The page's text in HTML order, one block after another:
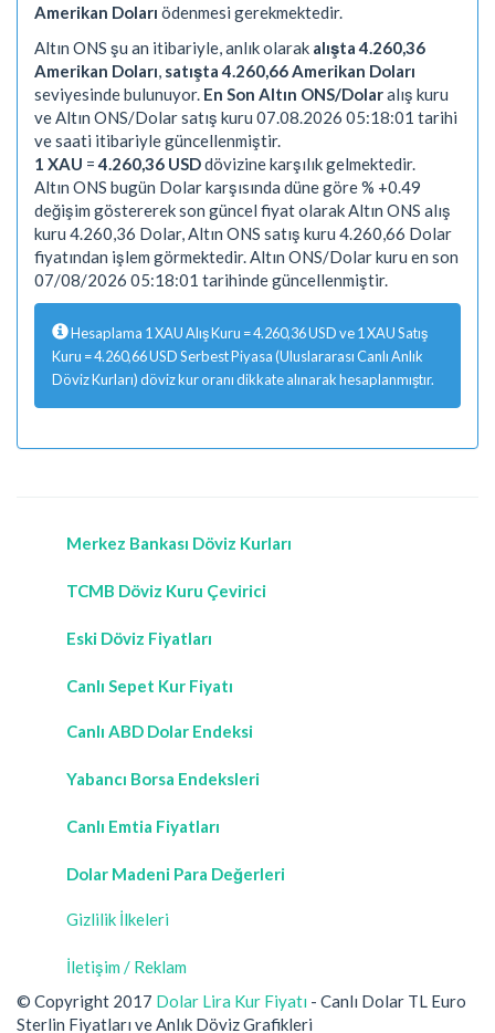
Amerikan Doları ödenmesi gerekmektedir.
Altın ONS şu an itibariyle, anlık olarak alışta 4.260,36
Amerikan Doları satışta 4.260,66 Amerikan Doları
seviyesinde bulunuyor. En Son Altın ONS/Dolaralış kuru
ve Altın ONS/Dolar satış kuru 07.08.2026 05:18:01 tarihi
ve saati itibariyle güncellenmiştir.
1 XAU =4.260,36 USDdövizine karşılık gelmektedir.
Altın ONS bugün Dolar karşısında düne göre % +0.49
değişim göstererek son güncel fiyat olarak Altın ONS alış
kuru 4.260,36 Dolar, Altın ONS satış kuru 4.260,66 Dolar
fiyatından işlem görmektedir. Altın ONS/Dolar kuru en son
07/08/2026 05:18:01 tarihinde güncellenmiştir.
Hesaplama 1 XAU Alış Kuru = 4.260,36 USD ve 1 XAU Satış
Kuru = 4.260,66 USD Serbest Piyasa (Uluslararası Canlı Anlık
Döviz Kurları) döviz kur oranı dikkate alınarak hesaplanmıştır.
Merkez Bankası Döviz Kurları
TCMB Döviz Kuru Çevirici
Eski Döviz Fiyatları
Canlı Sepet Kur Fiyatı
Canlı ABD Dolar Endeksi
Yabancı Borsa Endeksleri
Canlı Emtia Fiyatları
Dolar Madeni Para Değerleri
Gizlilik İlkeleri
İletişim / Reklam
© Copyright 2017 Dolar Lira Kur Fiyatı - Canlı Dolar TL Euro
Sterlin Fiyatları ve Anlık Döviz Grafikleri